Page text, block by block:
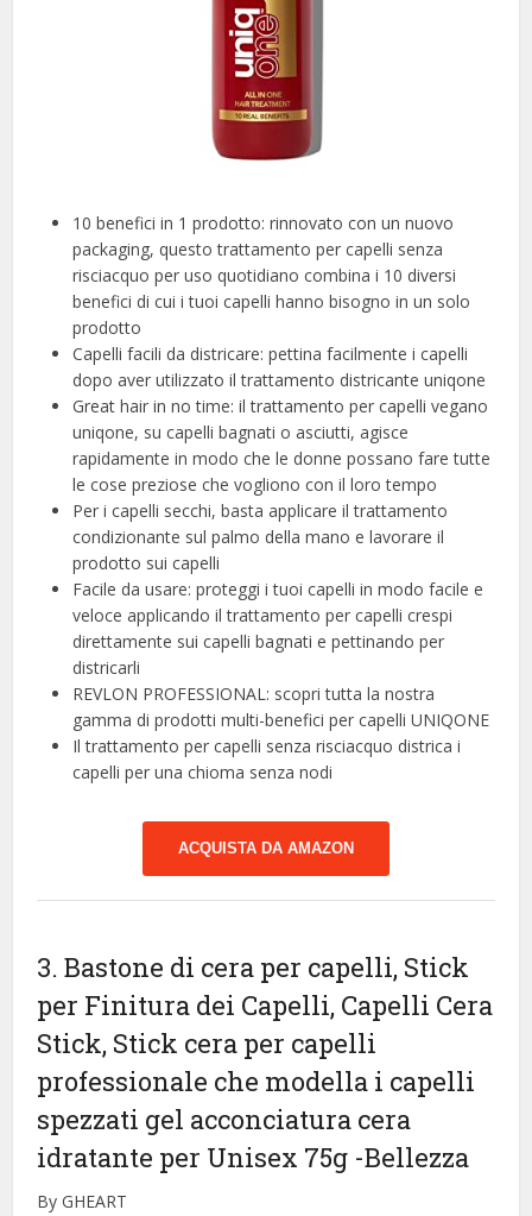
10 benefici in 1 prodotto: rinnovato con un nuovo
packaging, questo trattamento per capelli senza
risciacquo per uso quotidiano combina i 10 diversi
benefici di cui i tuoi capelli hanno bisogno in un solo
prodotto
Capelli facili da districare: pettina facilmente i capelli
dopo aver utilizzato il trattamento districante uniqone
Great hair in no time: il trattamento per capelli vegano
uniqone, su capelli bagnati o asciutti, agisce
rapidamente in modo che le donne possano fare tutte
le cose preziose che vogliono con il loro tempo
Per i capelli secchi, basta applicare il trattamento
condizionante sul palmo della mano e lavorare il
prodotto sui capelli
Facile da usare: proteggi i tuoi capelli in modo facile e
veloce applicando il trattamento per capelli crespi
direttamente sui capelli bagnati e pettinando per
districarli
REVLON PROFESSIONAL: scopri tutta la nostra
gamma di prodotti multi-benefici per capelli UNIQONE
Il trattamento per capelli senza risciacquo districa i
capelli per una chioma senza nodi
ACQUISTA DA AMAZON
3. Bastone di cera per capelli, Stick
per Finitura dei Capelli, Capelli Cera
Stick, Stick cera per capelli
professionale che modella i capelli
spezzati gel acconciatura cera
idratante per Unisex 75g -Bellezza
By GHEART